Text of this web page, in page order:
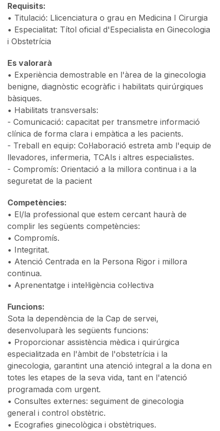
Requisits:
• Titulació: Llicenciatura o grau en Medicina I Cirurgia
• Especialitat: Títol oficial d'Especialista en Ginecologia
i Obstetrícia
Es valorarà
• Experiència demostrable en l'àrea de la ginecologia
benigne, diagnòstic ecogràfic i habilitats quirúrgiques
bàsiques.
• Habilitats transversals:
- Comunicació: capacitat per transmetre informació
clínica de forma clara i empàtica a les pacients.
- Treball en equip: Col·laboració estreta amb l'equip de
llevadores, infermeria, TCAIs i altres especialistes.
- Compromís: Orientació a la millora continua i a la
seguretat de la pacient
Competències:
• El/la professional que estem cercant haurà de
complir les següents competències:
• Compromís.
• Integritat.
• Atenció Centrada en la Persona Rigor i millora
continua.
• Aprenentatge i intel·ligència col·lectiva
Funcions:
Sota la dependència de la Cap de servei,
desenvoluparà les següents funcions:
• Proporcionar assistència mèdica i quirúrgica
especialitzada en l'àmbit de l'obstetrícia i la
ginecologia, garantint una atenció integral a la dona en
totes les etapes de la seva vida, tant en l'atenció
programada com urgent.
• Consultes externes: seguiment de ginecologia
general i control obstètric.
• Ecografies ginecològica i obstètriques.